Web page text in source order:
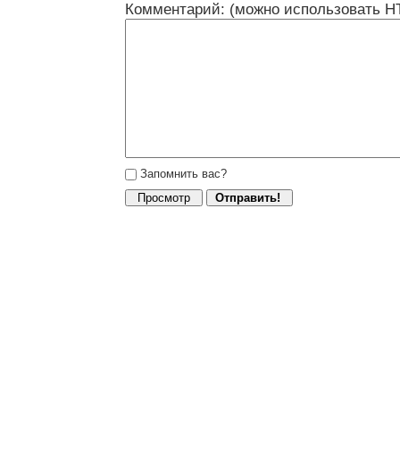
Комментарий: (можно использовать
Запомнить вас?